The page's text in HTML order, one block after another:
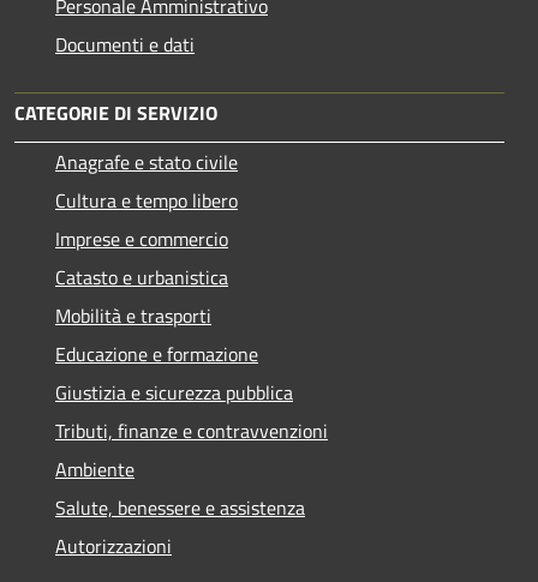
Documenti e dati
CATEGORIE DI SERVIZIO
Anagrafe e stato civile
Cultura e tempo libero
Imprese e commercio
Catasto e urbanistica
Mobilità e trasporti
Educazione e formazione
Giustizia e sicurezza pubblica
Tributi, finanze e contravvenzioni
Ambiente
Salute, benessere e assistenza
Autorizzazioni